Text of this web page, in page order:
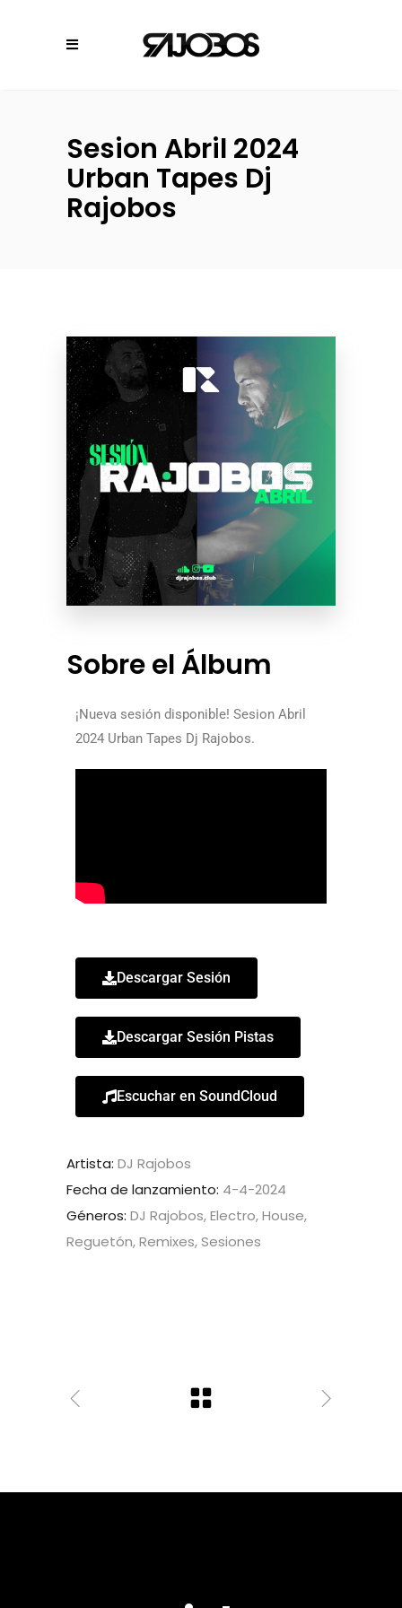
Sesion Abril 2024
Urban Tapes Dj
Rajobos
Sobre el Álbum
¡Nueva sesión disponible! Sesion Abril
2024 Urban Tapes Dj Rajobos.
Descargar Sesión
Descargar Sesión Pistas
Escuchar en SoundCloud
Artista: DJ Rajobos
Fecha de lanzamiento: 4-4-2024
Géneros: DJ Rajobos, Electro, House,
Reguetón, Remixes, Sesiones